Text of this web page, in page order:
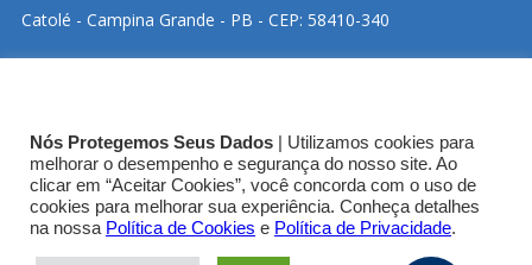
Catolé - Campina Grande - PB - CEP: 58410-340
GOOGLE MAPS:
SEDE CRT-03
Nós Protegemos Seus Dados | Utilizamos cookies para
melhorar o desempenho e segurança do nosso site. Ao
clicar em “Aceitar Cookies”, você concorda com o uso de
cookies para melhorar sua experiência. Conheça detalhes
na nossa Política de Cookies e Política de Privacidade.